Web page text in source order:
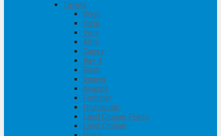
Toyota
Wigo
Yaris
Vios
Altis
Camry
Rav 4
Rush
Innova
Avanza
Fortuner
Highlander
Land Cruiser Prado
Land Cruiser